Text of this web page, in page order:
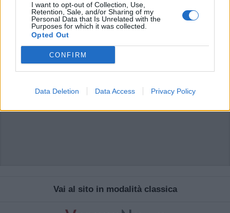
I want to opt-out of Collection, Use,
Retention, Sale, and/or Sharing of my
Personal Data that Is Unrelated with the
Purposes for which it was collected.
Opted Out
CONFIRM
Data Deletion Data Access Privacy Policy
Vai al sito in modalità classica